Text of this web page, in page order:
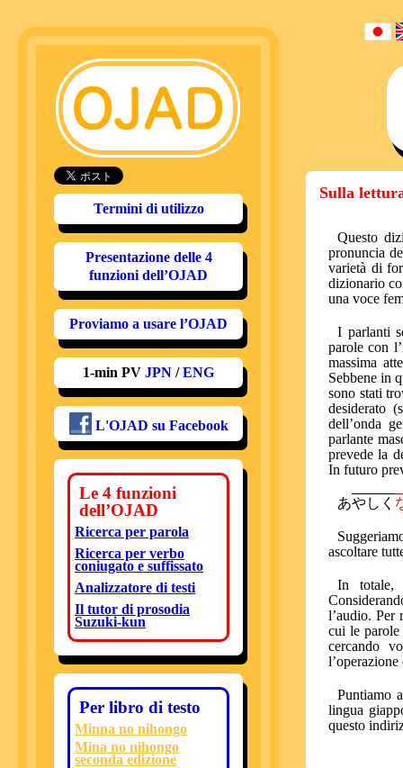
Termini di utilizzo
Presentazione delle 4
funzioni dell’OJAD
Proviamo a usare l’OJAD
1-min PV JPN /ENG
L'OJAD su Facebook
Le 4 funzioni
dell’OJAD
Ricerca per parola
Ricerca per verbo
coniugato e suffissato
Analizzatore di testi
Il tutor di prosodia
Suzuki-kun
Per libro di testo
Minna no nihongo
Mina no nihongo
seconda edizione
Sulla
Questo
pronuncia
varietà di
dizionario
una voce
I parlanti
parole con
massima
Sebbene in
sono stati
desiderato
dell’onda
parlante
prevede la
In futuro
あやしく
ascoltare
In totale,
l’audio. Per
cui le parole
cercando
Puntiamo
lingua
questo